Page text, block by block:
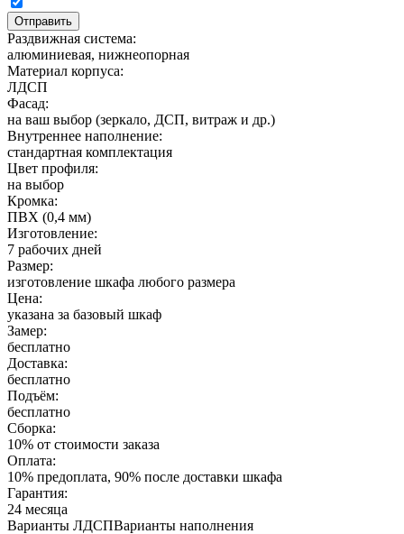
Раздвижная система:
алюминиевая, нижнеопорная
Материал корпуса:
ЛДСП
Фасад:
на ваш выбор (зеркало, ДСП, витраж и др.)
Внутреннее наполнение:
стандартная комплектация
Цвет профиля:
на выбор
Кромка:
ПВХ (0,4 мм)
Изготовление:
7 рабочих дней
Размер:
изготовление шкафа любого размера
Цена:
указана за базовый шкаф
Замер:
бесплатно
Доставка:
бесплатно
Подъём:
бесплатно
Сборка:
10% от стоимости заказа
Оплата:
10% предоплата, 90% после доставки шкафа
Гарантия:
24 месяца
Варианты ЛДСПВарианты наполнения